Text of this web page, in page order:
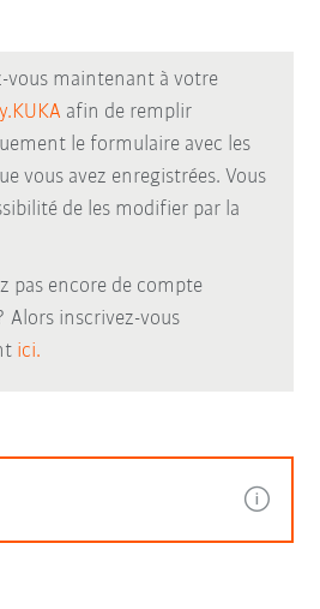
vous maintenant à votre
afin de remplir
le formulaire avec les
vous avez enregistrées. Vous
de les modifier par la
pas encore de compte
Alors inscrivez-vous
ici.